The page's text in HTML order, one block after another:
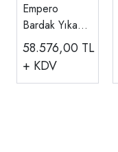
Empero
Bardak Yıkama
Makinesi 1000
Bardak/Saat,
220V,
58.576,00 TL
+ KDV